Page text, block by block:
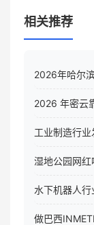
相关推荐
2026年哈尔
2026 年密云
工业制造行
湿地公园网
水下机器人
做巴西